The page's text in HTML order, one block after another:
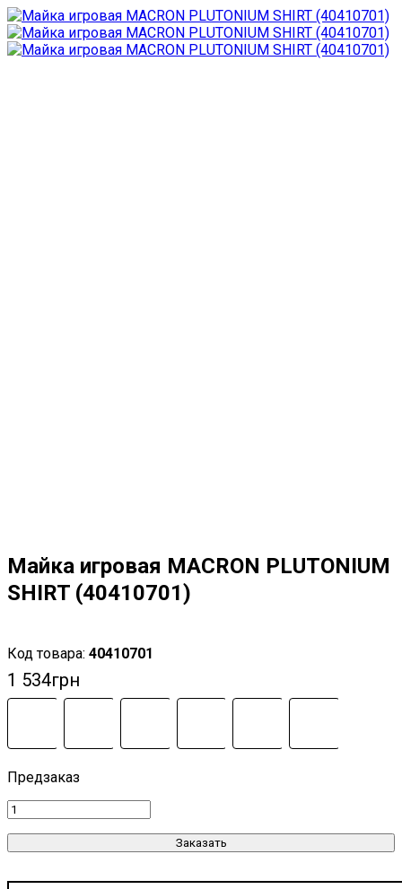
Майка игровая MACRON PLUTONIUM
SHIRT (40410701)
40410701
1 534грн
Заказать